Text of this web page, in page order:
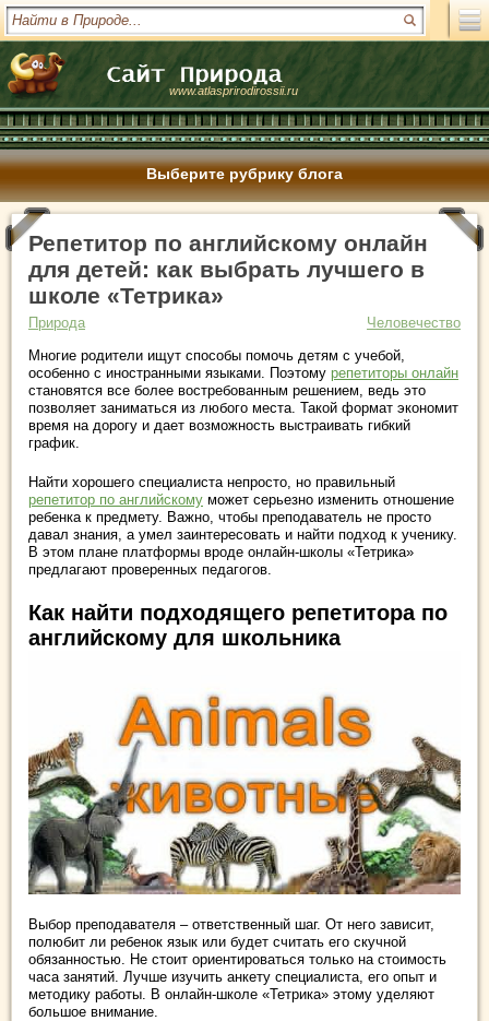
www.atlasprirodirossii.ru
Выберите рубрику блога
Репетитор по английскому онлайн
для детей: как выбрать лучшего в
школе «Тетрика»
Природа
Человечество
Многие родители ищут способы помочь детям с учебой,
особенно с иностранными языками. Поэтому репетиторы онлайн
становятся все более востребованным решением, ведь это
позволяет заниматься из любого места. Такой формат экономит
время на дорогу и дает возможность выстраивать гибкий
график.
Найти хорошего специалиста непросто, но правильный
репетитор по английскому может серьезно изменить отношение
ребенка к предмету. Важно, чтобы преподаватель не просто
давал знания, а умел заинтересовать и найти подход к ученику.
В этом плане платформы вроде онлайн-школы «Тетрика»
предлагают проверенных педагогов.
Как найти подходящего репетитора по
английскому для школьника
Выбор преподавателя – ответственный шаг. От него зависит,
полюбит ли ребенок язык или будет считать его скучной
обязанностью. Не стоит ориентироваться только на стоимость
часа занятий. Лучше изучить анкету специалиста, его опыт и
методику работы. В онлайн-школе «Тетрика» этому уделяют
большое внимание.